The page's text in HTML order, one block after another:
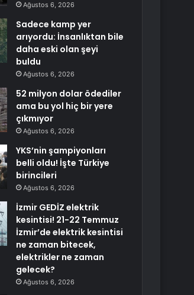
Ağustos 6, 2026
Sadece kamp yer
arıyordu: İnsanlıktan bile
daha eski olan şeyi
buldu
Ağustos 6, 2026
52 milyon dolar ödediler
ama bu yol hiç bir yere
çıkmıyor
Ağustos 6, 2026
YKS’nin şampiyonları
belli oldu! İşte Türkiye
birincileri
Ağustos 6, 2026
İzmir GEDİZ elektrik
kesintisi! 21-22 Temmuz
İzmir’de elektrik kesintisi
ne zaman bitecek,
elektrikler ne zaman
gelecek?
Ağustos 6, 2026